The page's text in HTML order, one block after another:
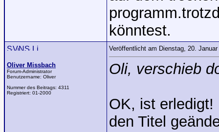
könntest.
Oliver Missbach
Forum-Administrator
Benutzername: Oliver
Nummer des Beitrags: 4311
Registriert: 01-2000
Veröffentlicht am Dienstag, 20.
Oli, verschieb
OK, ist erledigt!
den Titel